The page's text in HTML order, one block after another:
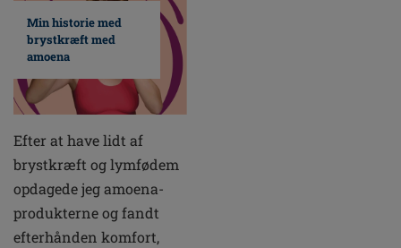
Min historie med
brystkræft med
amoena
Efter at have lidt af
brystkræft og lymfødem
opdagede jeg amoena-
produkterne og fandt
efterhånden komfort,